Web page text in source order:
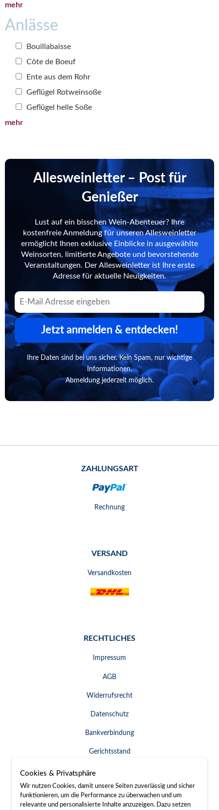
mehr
Anlässe
Bouillabaisse
Côte de Boeuf
Ente aus dem Rohr
Geflügel Rotweinsoße
Geflügel helle Soße
mehr
Allesweinletter – Post für
Genießer
Lust auf ein bisschen Wein-Abenteuer? Ihre
kostenfreie Anmeldung für unseren Allesweinletter
ermöglicht Ihnen exklusive Einblicke in ausgewählte
Weinsorten, limitierte Angebote und bevorstehende
Veranstaltungen. Der Allesweinletter ist Ihre erste
Adresse für aktuelle Neuigkeiten.
Jetzt anmelden & entdecken!
Ihre Daten sind bei uns sicher. Kein Spam, nur wichtige
Informationen.
Abmeldung jederzeit möglich.
ZAHLUNGSART
Rechnung
VERSAND
Versandkosten
RECHTLICHES
Impressum
AGB
Widerrufsrecht
Datenschutz
Bankverbindung
Gerichtsstand
Widerruf erklären
Cookies & Privatsphäre
Wir nutzen Cookies, damit unsere Seiten zuverlässig und sicher
funktionieren, um die Performance zu überwachen und um
relevante und personalisierte Inhalte anzuzeigen. Dazu setzen